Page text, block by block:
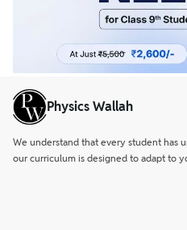
Physics Wallah
We understand that every student has
our curriculum is designed to adapt to